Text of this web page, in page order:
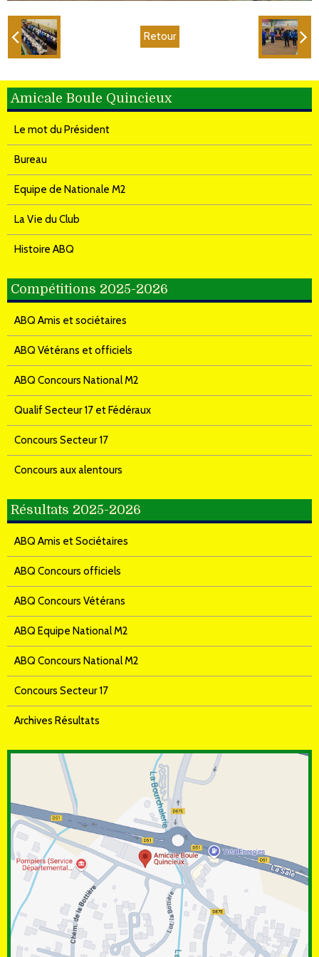
Retour
Amicale Boule Quincieux
Le mot du Président
Bureau
Equipe de Nationale M2
La Vie du Club
Histoire ABQ
Compétitions 2025-2026
ABQ Amis et sociétaires
ABQ Vétérans et officiels
ABQ Concours National M2
Qualif Secteur 17 et Fédéraux
Concours Secteur 17
Concours aux alentours
Résultats 2025-2026
ABQ Amis et Sociétaires
ABQ Concours officiels
ABQ Concours Vétérans
ABQ Equipe National M2
ABQ Concours National M2
Concours Secteur 17
Archives Résultats